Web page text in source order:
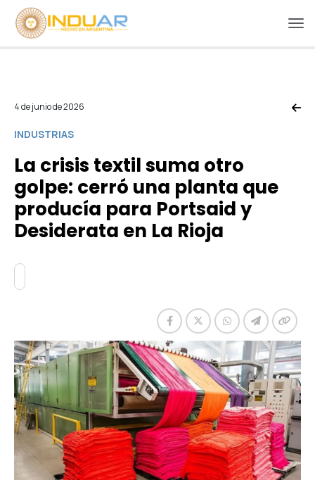
4 de junio de 2026
INDUSTRIAS
La crisis textil suma otro
golpe: cerró una planta que
producía para Portsaid y
Desiderata en La Rioja